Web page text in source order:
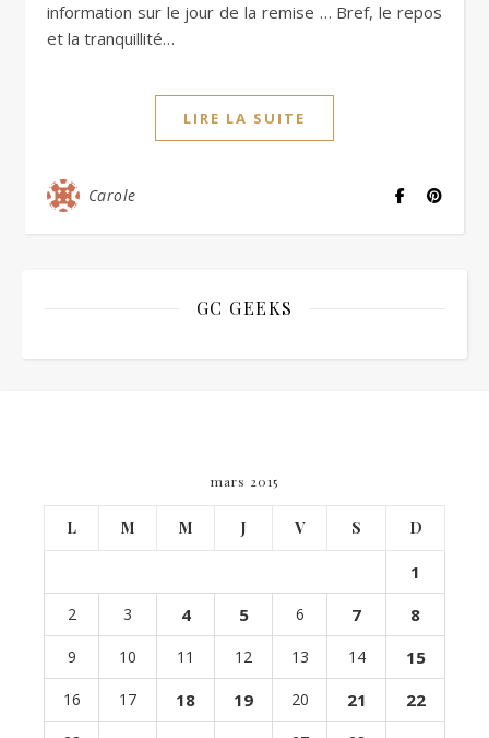
information sur le jour de la remise … Bref, le repos
et la tranquillité…
LIRE LA SUITE
Carole
GC GEEKS
mars 2015
L M M J V S D
1
2 3 4 5 6 7 8
9 10 11 12 13 14 15
16 17 18 19 20 21 22